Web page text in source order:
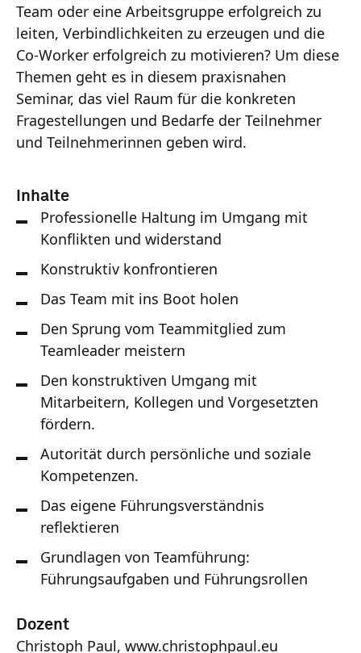
Team oder eine Arbeitsgruppe erfolgreich zu
leiten, Verbindlichkeiten zu erzeugen und die
Co-Worker erfolgreich zu motivieren? Um diese
Themen geht es in diesem praxisnahen
Seminar, das viel Raum für die konkreten
Fragestellungen und Bedarfe der Teilnehmer
und Teilnehmerinnen geben wird.
Inhalte
Professionelle Haltung im Umgang mit
Konflikten und widerstand
Konstruktiv konfrontieren
Das Team mit ins Boot holen
Den Sprung vom Teammitglied zum
Teamleader meistern
Den konstruktiven Umgang mit
Mitarbeitern, Kollegen und Vorgesetzten
fördern.
Autorität durch persönliche und soziale
Kompetenzen.
Das eigene Führungsverständnis
reflektieren
Grundlagen von Teamführung:
Führungsaufgaben und Führungsrollen
Dozent
Christoph Paul, www.christophpaul.eu